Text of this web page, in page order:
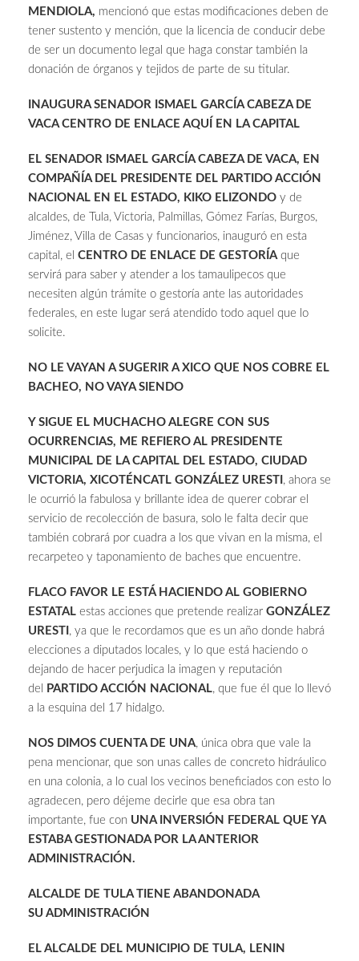
MENDIOLA, mencionó que estas modificaciones deben de
tener sustento y mención, que la licencia de conducir debe
de ser un documento legal que haga constar también la
donación de órganos y tejidos de parte de su titular.
INAUGURA SENADOR ISMAEL GARCÍA CABEZA DE
VACA CENTRO DE ENLACE AQUÍ EN LA CAPITAL
EL SENADOR ISMAEL GARCÍA CABEZA DE VACA, EN
COMPAÑÍA DEL PRESIDENTE DEL PARTIDO ACCIÓN
NACIONAL EN EL ESTADO, KIKO ELIZONDO y de
alcaldes, de Tula, Victoria, Palmillas, Gómez Farías, Burgos,
Jiménez, Villa de Casas y funcionarios, inauguró en esta
capital, el CENTRO DE ENLACE DE GESTORÍAque
servirá para saber y atender a los tamaulipecos que
necesiten algún trámite o gestoría ante las autoridades
federales, en este lugar será atendido todo aquel que lo
solicite.
NO LE VAYAN A SUGERIR A XICO QUE NOS COBRE EL
BACHEO, NO VAYA SIENDO
Y SIGUE EL MUCHACHO ALEGRE CON SUS
OCURRENCIAS, ME REFIERO AL PRESIDENTE
MUNICIPAL DE LA CAPITAL DEL ESTADO, CIUDAD
VICTORIA, XICOTÉNCATL GONZÁLEZ URESTI , ahora se
le ocurrió la fabulosa y brillante idea de querer cobrar el
servicio de recolección de basura, solo le falta decir que
también cobrará por cuadra a los que vivan en la misma, el
recarpeteo y taponamiento de baches que encuentre.
FLACO FAVOR LE ESTÁ HACIENDO AL GOBIERNO
ESTATAL estas acciones que pretende realizar GONZÁLEZ
URESTI , ya que le recordamos que es un año donde habrá
elecciones a diputados locales, y lo que está haciendo o
dejando de hacer perjudica la imagen y reputación
del
PARTIDO ACCIÓN NACIONAL, que fue él que lo llevó
a la esquina del 17 hidalgo.
NOS DIMOS CUENTA DE UNA, única obra que vale la
pena mencionar, que son unas calles de concreto hidráulico
en una colonia, a lo cual los vecinos beneficiados con esto lo
agradecen, pero déjeme decirle que esa obra tan
importante, fue con UNA INVERSIÓN FEDERAL QUE YA
ESTABA GESTIONADA POR LA ANTERIOR
ADMINISTRACIÓN.
ALCALDE DE TULA TIENE ABANDONADA
SU ADMINISTRACIÓN
EL ALCALDE DEL MUNICIPIO DE TULA, LENIN